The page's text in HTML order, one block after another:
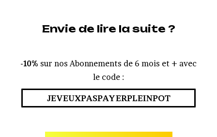
Envie de lire la suite ?
-10% sur nos Abonnements de 6 mois et + avec
le code :
JEVEUXPASPAYERPLEINPOT